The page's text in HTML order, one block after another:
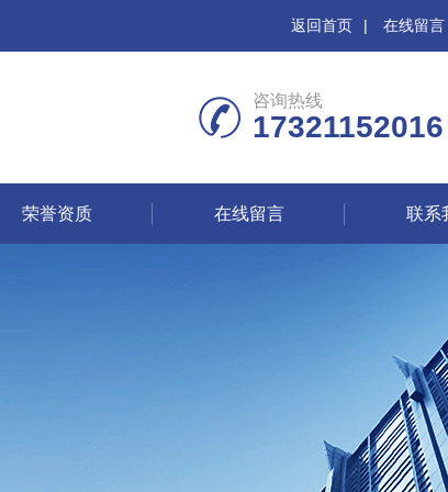
返回首页 | 在线留言
咨询热线
17321152016
荣誉资质 在线留言 联系